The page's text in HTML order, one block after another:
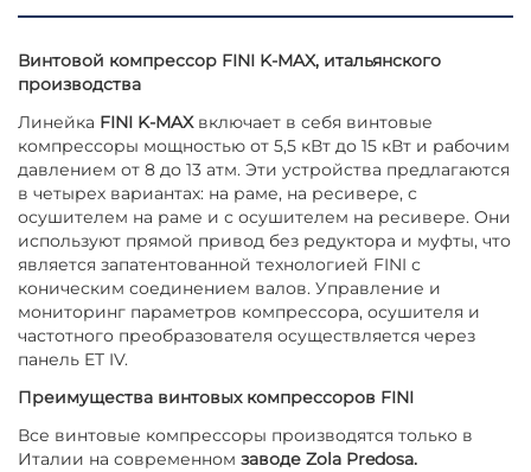
Винтовой компрессор FINI K-MAX, итальянского
производства
Линейка FINI K-MAXвключает в себя винтовые
компрессоры мощностью от 5,5 кВт до 15 кВт и рабочим
давлением от 8 до 13 атм. Эти устройства предлагаются
в четырех вариантах: на раме, на ресивере, с
осушителем на раме и с осушителем на ресивере. Они
используют прямой привод без редуктора и муфты, что
является запатентованной технологией FINI с
коническим соединением валов. Управление и
мониторинг параметров компрессора, осушителя и
частотного преобразователя осуществляется через
панель ET IV.
Преимущества винтовых компрессоров FINI
Все винтовые компрессоры производятся только в
Италии на современномзаводе Zola Predosa.